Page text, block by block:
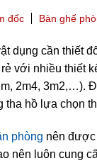
đốc Bàn ghế
dụng cần thiết
với nhiều thiết
2m4, 3m2,…).
hồ lựa chọn
phòng nên
nên luôn cung